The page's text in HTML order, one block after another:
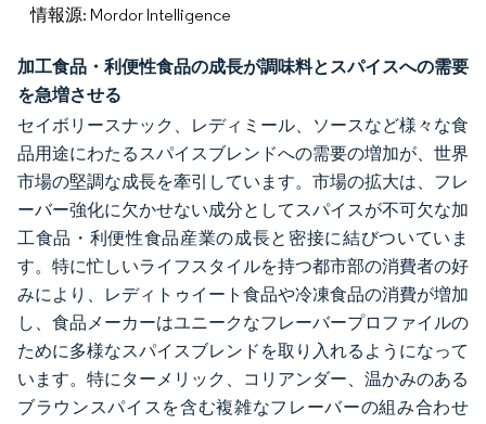
情報源: Mordor Intelligence
加工食品・利便性食品の成長が調味料とスパイスへの需要
を急増させる
セイボリースナック、レディミール、ソースなど様々な食
品用途にわたるスパイスブレンドへの需要の増加が、世界
市場の堅調な成長を牽引しています。市場の拡大は、フレ
ーバー強化に欠かせない成分としてスパイスが不可欠な加
工食品・利便性食品産業の成長と密接に結びついていま
す。特に忙しいライフスタイルを持つ都市部の消費者の好
みにより、レディトゥイート食品や冷凍食品の消費が増加
し、食品メーカーはユニークなフレーバープロファイルの
ために多様なスパイスブレンドを取り入れるようになって
います。特にターメリック、コリアンダー、温かみのある
ブラウンスパイスを含む複雑なフレーバーの組み合わせ